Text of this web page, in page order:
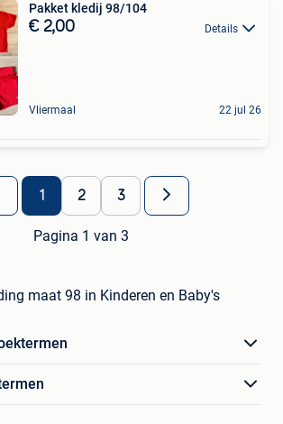
Pakket kledij 98/104
€ 2,00 Details
Vliermaal 22 jul 26
1 2 3
Pagina 1 van 3
maat 98 in Kinderen en Baby's